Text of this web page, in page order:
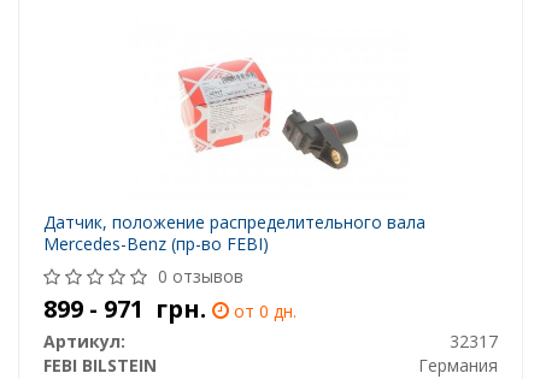
Датчик, положение распределительного вала
Mercedes-Benz (пр-во FEBI)
0 отзывов
899 - 971 грн.
от 0 дн.
Артикул:
32317
FEBI BILSTEIN
Германия